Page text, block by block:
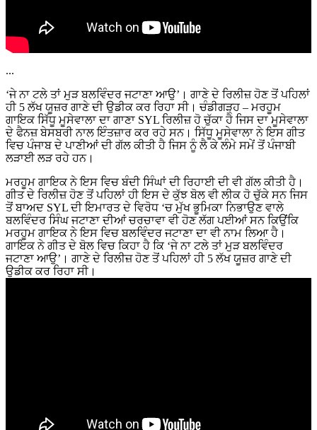
...
‘ਜੇ ਨਾ ਟਲੇ ਤਾਂ ਮੁੜ ਬਲਵਿੰਦਰ ਜਟਾਣਾ ਆਉ’। ਗਾਣੇ ਦੇ ਰਿਲੀਜ਼ ਹੋਣ ਤੋਂ ਪਹਿਲਾਂ
ਹੀ 5 ਲੱਖ ਯੂਜ਼ਰ ਗਾਣੇ ਦੀ ਉਡੀਕ ਕਰ ਰਿਹਾ ਸੀ। ਚੰਡੀਗੜ੍ਹ – ਮਰਹੂਮ
ਗਾਇਕ ਸਿੱਧੂ ਮੂਸੇਵਾਲਾ ਦਾ ਗਾਣਾ SYL ਰਿਲੀਜ਼ ਹੋ ਚੁੱਕਾ ਹੈ ਜਿਸ ਦਾ ਮੂਸੇਵਾਲਾ
ਦੇ ਫੈਨਜ਼ ਬੇਸਬਰੀ ਨਾਲ ਇੰਤਜ਼ਾਰ ਕਰ ਰਹੇ ਸਨ। ਸਿੱਧੂ ਮੂਸੇਵਾਲਾ ਨੇ ਇਸ ਗੀਤ
ਵਿਚ ਪੰਜਾਬ ਦੇ ਪਾਣੀਆਂ ਦੀ ਗੱਲ ਕੀਤੀ ਹੈ ਜਿਸ ਨੂੰ ਲੈ ਕੇ ਲੰਮੇ ਸਮੇਂ ਤੋਂ ਪੰਜਾਬੀ
ਲੜਾਈ ਲੜ ਰਹੇ ਹਨ।
ਮਰਹੂਮ ਗਾਇਕ ਨੇ ਇਸ ਵਿਚ ਬੰਦੀ ਸਿੰਘਾਂ ਦੀ ਰਿਹਾਈ ਦੀ ਵੀ ਗੱਲ ਕੀਤੀ ਹੈ।
ਗੀਤ ਦੇ ਰਿਲੀਜ਼ ਹੋਣ ਤੋਂ ਪਹਿਲਾਂ ਹੀ ਇਸ ਦੇ ਕੁੱਝ ਬੋਲ ਵੀ ਲੀਕ ਹੋ ਚੁੱਕੇ ਸਨ ਜਿਸ
ਤੋਂ ਬਾਅਦ SYL ਦੀ ਇਮਾਰਤ ਦੇ ਵਿਰੋਧ ‘ਚ ਮੁੱਖ ਭੂਮਿਕਾ ਨਿਭਾਉਣ ਵਾਲੇ
ਬਲਵਿੰਦਰ ਸਿੰਘ ਜਟਾਣਾ ਦੀਆਂ ਚਰਚਾਵਾ ਵੀ ਹੋਣ ਲੱਗ ਪਈਆਂ ਸਨ ਕਿਉਂਕਿ
ਮਰਹੂਮ ਗਾਇਕ ਨੇ ਇਸ ਵਿਚ ਬਲਵਿੰਦਰ ਜਟਾਣਾ ਦਾ ਵੀ ਨਾਮ ਲਿਆ ਹੈ।
ਗਾਇਕ ਨੇ ਗੀਤ ਦੇ ਬੋਲ ਵਿਚ ਕਿਹਾ ਹੈ ਕਿ ‘ਜੇ ਨਾ ਟਲੇ ਤਾਂ ਮੁੜ ਬਲਵਿੰਦਰ
ਜਟਾਣਾ ਆਉ’। ਗਾਣੇ ਦੇ ਰਿਲੀਜ਼ ਹੋਣ ਤੋਂ ਪਹਿਲਾਂ ਹੀ 5 ਲੱਖ ਯੂਜ਼ਰ ਗਾਣੇ ਦੀ
ਉਡੀਕ ਕਰ ਰਿਹਾ ਸੀ।